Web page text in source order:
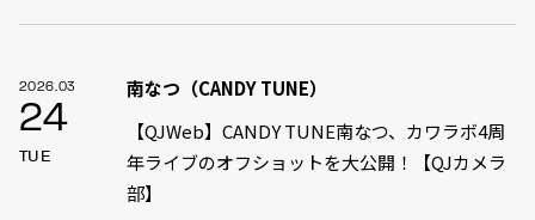
2026.03
24
TUE
南なつ（CANDY TUNE）
【QJWeb】CANDY TUNE南なつ、カワラボ4周
年ライブのオフショットを大公開！【QJカメラ
部】